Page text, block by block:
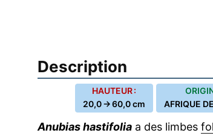
Description
HAUTEUR :
20,0 → 60,0 cm
AFRIQUE
Anubias hastifolia a des limbes